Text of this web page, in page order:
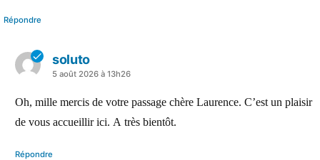
Répondre
soluto
a
5 août 2026 à 13h26
Oh, mille mercis de votre passage chère Laurence. C’est un plaisir
de vous accueillir ici. A très bientôt.
Répondre